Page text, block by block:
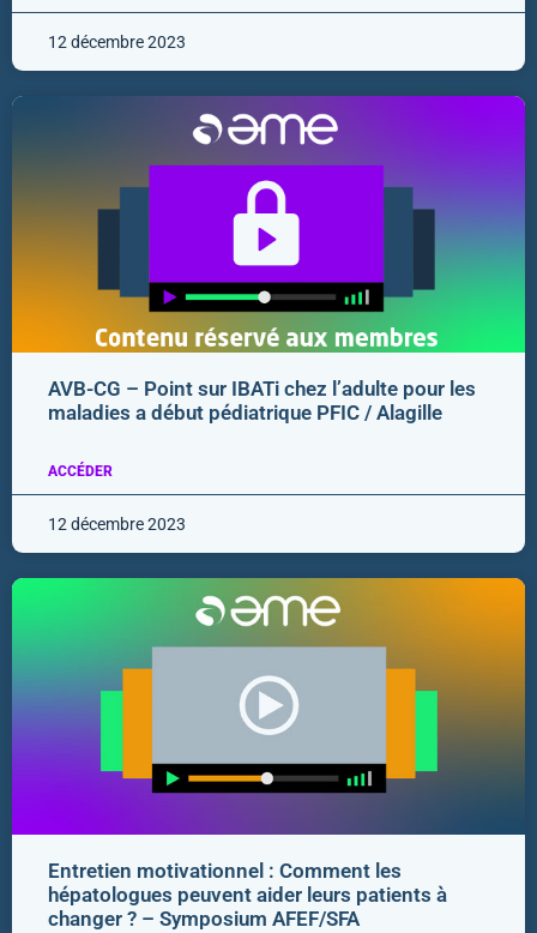
12 décembre 2023
AVB-CG – Point sur IBATi chez l’adulte pour les
maladies a début pédiatrique PFIC / Alagille
ACCÉDER
12 décembre 2023
Entretien motivationnel : Comment les
hépatologues peuvent aider leurs patients à
changer ? – Symposium AFEF/SFA